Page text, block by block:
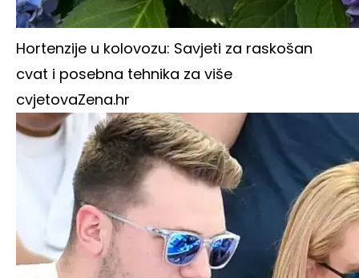
Hortenzije u kolovozu: Savjeti za raskošan
cvat i posebna tehnika za više
cvjetovaZena.hr